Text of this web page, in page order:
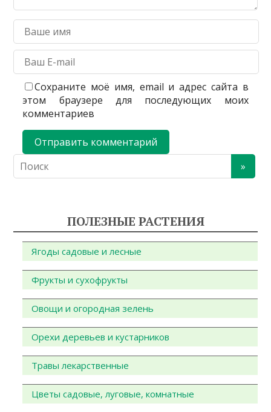
Сохраните моё имя, email и адрес сайта в
этом браузере для последующих моих
комментариев
ПОЛЕЗНЫЕ РАСТЕНИЯ
Ягоды садовые и лесные
Фрукты и сухофрукты
Овощи и огородная зелень
Орехи деревьев и кустарников
Травы лекарственные
Цветы садовые, луговые, комнатные